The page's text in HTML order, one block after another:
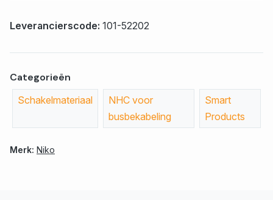
Leverancierscode: 101-52202
Categorieën
Schakelmateriaal
NHC voor
busbekabeling
Smart
Products
Merk: Niko